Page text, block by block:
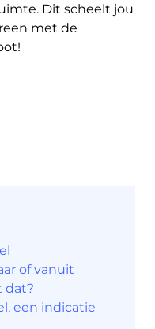
Dit scheelt jou
met de
of vanuit
dat?
een indicatie